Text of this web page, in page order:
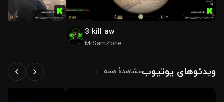
3 kill aw
MrSamZone
ویدئوهای یوتیوبمشاهدهٔ همه ←